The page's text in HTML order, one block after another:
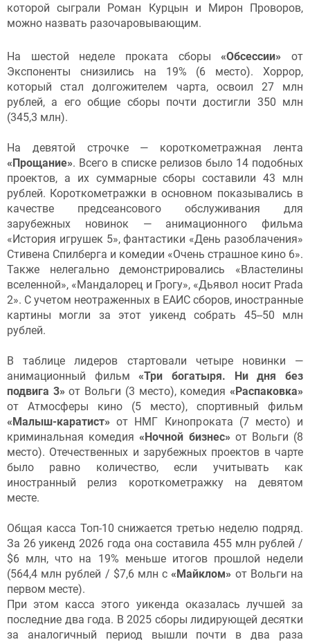
которой сыграли Роман Курцын и Мирон Проворов,
можно назвать разочаровывающим.
На шестой неделе проката сборы «Обсессии» от
Экспоненты снизились на 19% (6 место). Хоррор,
который стал долгожителем чарта, освоил 27 млн
рублей, а его общие сборы почти достигли 350 млн
(345,3 млн).
На девятой строчке — короткометражная лента
«Прощание». Всего в списке релизов было 14 подобных
проектов, а их суммарные сборы составили 43 млн
рублей. Короткометражки в основном показывались в
качестве предсеансового обслуживания для
зарубежных новинок — анимационного фильма
«История игрушек 5», фантастики «День разоблачения»
Стивена Спилберга и комедии «Очень страшное кино 6».
Также нелегально демонстрировались «Властелины
вселенной», «Мандалорец и Грогу», «Дьявол носит Prada
2». С учетом неотраженных в ЕАИС сборов, иностранные
картины могли за этот уикенд собрать 45--50 млн
рублей.
В таблице лидеров стартовали четыре новинки —
анимационный фильм«Три богатыря. Ни дня без
подвига 3» от Вольги (3 место), комедия«Распаковка»
от Атмосферы кино (5 место), спортивный фильм
«Малыш-каратист» от НМГ Кинопроката (7 место) и
криминальная комедия«Ночной бизнес» от Вольги (8
место). Отечественных и зарубежных проектов в чарте
было равно количество, если учитывать как
иностранный релиз короткометражку на девятом
месте.
Общая касса Топ-10 снижается третью неделю подряд.
За 26 уикенд 2026 года она составила 455 млн рублей /
$6 млн, что на 19% меньше итогов прошлой недели
(564,4 млн рублей / $7,6 млн с«Майклом» от Вольги на
первом месте).
При этом касса этого уикенда оказалась лучшей за
последние два года. В 2025 сборы лидирующей десятки
за аналогичный период вышли почти в два раза